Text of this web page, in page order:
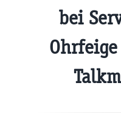
bei